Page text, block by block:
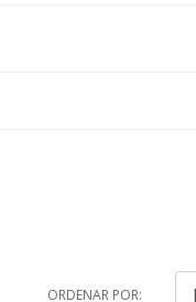
ORDENAR POR: